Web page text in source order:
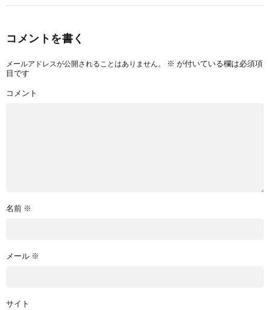
コメントを書く
メールアドレスが公開されることはありません。 ※ が付いている欄は必須項
目です
コメント
名前 ※
メール ※
サイト